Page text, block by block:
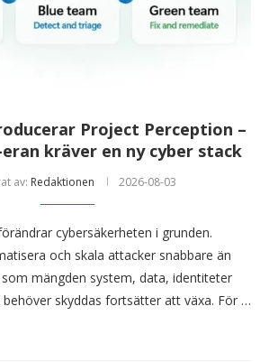
Project Perception –
kräver en ny cyber stack
av: Redaktionen 2026-08-03
cybersäkerheten i grunden.
och skala attacker snabbare än
mängden system, data, identiteter
skyddas fortsätter att växa. För …